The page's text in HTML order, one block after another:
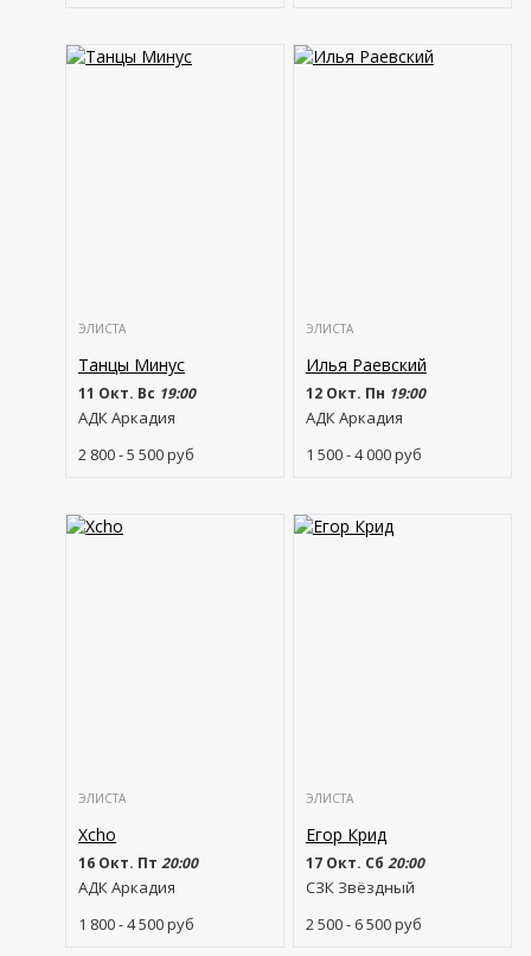
ЭЛИСТА
Танцы Минус
11 Окт. Вс 19:00
АДК Аркадия
2 800 - 5 500руб
ЭЛИСТА
Илья Раевский
12 Окт. Пн 19:00
АДК Аркадия
1 500 - 4 000руб
ЭЛИСТА
Xcho
16 Окт. Пт 20:00
АДК Аркадия
1 800 - 4 500руб
ЭЛИСТА
Егор Крид
17 Окт. Сб 20:00
СЗК Звёздный
2 500 - 6 500руб